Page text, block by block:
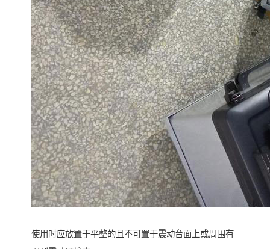
使用时应放置于平整的且不可置于震动台面上或周围有